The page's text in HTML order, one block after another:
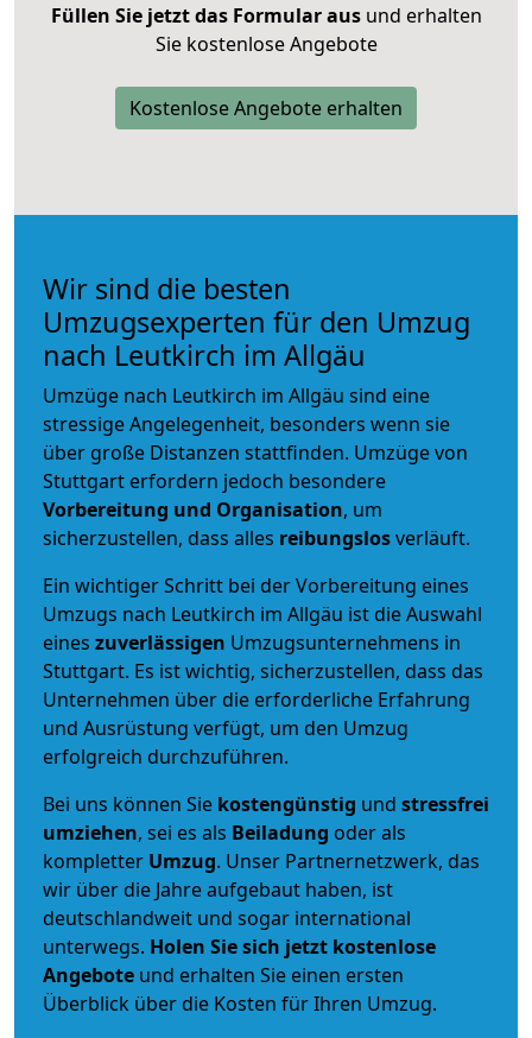
Füllen Sie jetzt das Formular ausund erhalten
Sie kostenlose Angebote
Kostenlose Angebote erhalten
Wir sind die besten
Umzugsexperten für den Umzug
nach Leutkirch im Allgäu
Umzüge nach Leutkirch im Allgäu sind eine
stressige Angelegenheit, besonders wenn sie
über große Distanzen stattfinden. Umzüge von
Stuttgart erfordern jedoch besondere
Vorbereitung und Organisation, um
sicherzustellen, dass alles reibungslosverläuft.
Ein wichtiger Schritt bei der Vorbereitung eines
Umzugs nach Leutkirch im Allgäu ist die Auswahl
eines zuverlässigen Umzugsunternehmens in
Stuttgart. Es ist wichtig, sicherzustellen, dass das
Unternehmen über die erforderliche Erfahrung
und Ausrüstung verfügt, um den Umzug
erfolgreich durchzuführen.
Bei uns können Sie kostengünstig und stressfrei
umziehen, sei es als Beiladung oder als
kompletter Umzug. Unser Partnernetzwerk, das
wir über die Jahre aufgebaut haben, ist
deutschlandweit und sogar international
unterwegs. Holen Sie sich jetzt kostenlose
Angebote und erhalten Sie einen ersten
Überblick über die Kosten für Ihren Umzug.